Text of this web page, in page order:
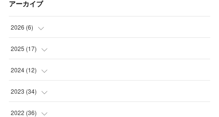
アーカイブ
2026 (6)
(1
(3
(2
2025 (17)
(1
(2
(5
2024 (12)
(1
(1
2023 (34)
(2
2022 (36)